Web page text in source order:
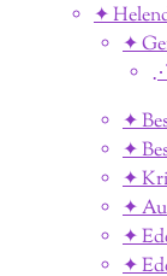
✦
✦
✦
✦
✦
✦
✦
✦